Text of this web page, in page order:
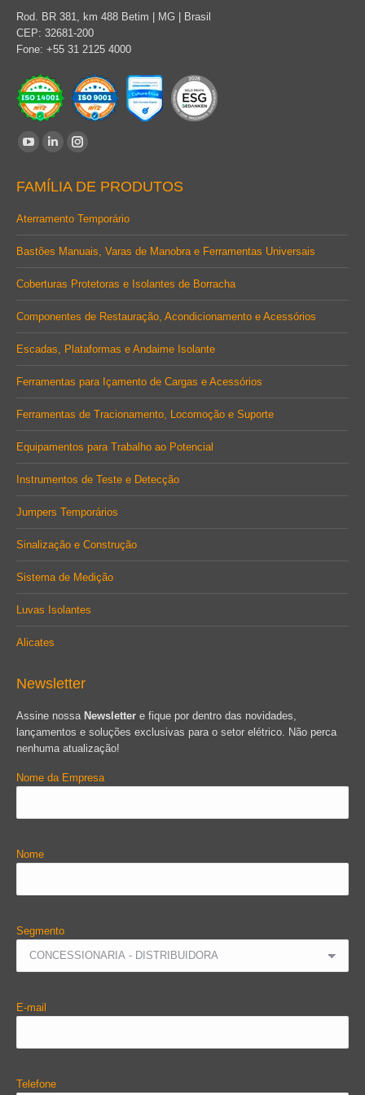
Rod. BR 381, km 488 Betim | MG | Brasil
CEP: 32681-200
Fone: +55 31 2125 4000
Encontre-nos em:
opens
in
window
Linkedin
opens
in
window
Instagram
opens
in
window
FAMÍLIA DE PRODUTOS
Aterramento Temporário
Bastões Manuais, Varas de Manobra e Ferramentas Universais
Coberturas Protetoras e Isolantes de Borracha
Componentes de Restauração, Acondicionamento e Acessórios
Escadas, Plataformas e Andaime Isolante
Ferramentas para Içamento de Cargas e Acessórios
Ferramentas de Tracionamento, Locomoção e Suporte
Equipamentos para Trabalho ao Potencial
Instrumentos de Teste e Detecção
Jumpers Temporários
Sinalização e Construção
Sistema de Medição
Luvas Isolantes
Alicates
Newsletter
Assine nossa Newsletter e fique por dentro das novidades,
lançamentos e soluções exclusivas para o setor elétrico. Não perca
nenhuma atualização!
Nome da Empresa
Nome
Segmento
E-mail
Telefone